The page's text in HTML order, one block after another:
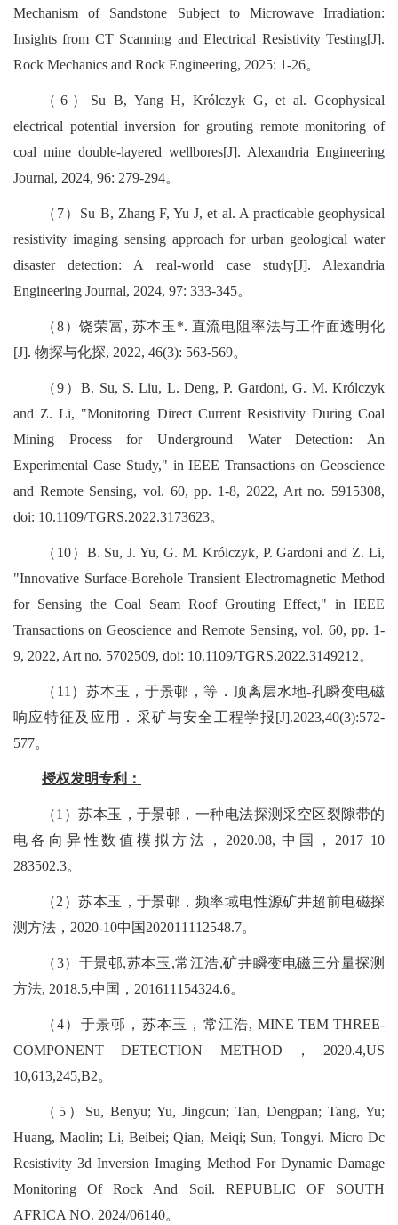
Mechanism of Sandstone Subject to Microwave Irradiation:
Insights from CT Scanning and Electrical Resistivity Testing[J].
Rock Mechanics and Rock Engineering, 2025: 1-26。
（ 6） Su B, Yang H, Królczyk G, et al. Geophysical
electrical potential inversion for grouting remote monitoring of
coal mine double-layered wellbores[J]. Alexandria Engineering
Journal, 2024, 96: 279-294。
（ 7） Su B, Zhang F, Yu J, et al. A practicable geophysical
resistivity imaging sensing approach for urban geological water
disaster detection: A real-world case study[J]. Alexandria
Engineering Journal, 2024, 97: 333-345。
（8）饶荣富 , 苏本玉 *. 直流电阻率法与工作面透明化
[J]. 物探与化探, 2022, 46(3): 563-569。
（9 ）B. Su, S. Liu, L. Deng, P. Gardoni, G. M. Królczyk
and Z. Li, "Monitoring Direct Current Resistivity During Coal
Mining Process for Underground Water Detection: An
Experimental Case Study," in IEEE Transactions on Geoscience
and Remote Sensing, vol. 60, pp. 1-8, 2022, Art no. 5915308,
doi: 10.1109/TGRS.2022.3173623。
（ 10） B. Su, J. Yu, G. M. Królczyk, P. Gardoni and Z. Li,
"Innovative Surface-Borehole Transient Electromagnetic Method
for Sensing the Coal Seam Roof Grouting Effect," in IEEE
Transactions on Geoscience and Remote Sensing, vol. 60, pp. 1-
9, 2022, Art no. 5702509, doi: 10.1109/TGRS.2022.3149212。
（ 11 ）苏本玉，于景邨，等．顶离层水地-孔瞬变电磁
响应特征及应用．采矿与安全工程学报[J].2023,40(3):572-
577。
授权发明专利：
（1 ）苏本玉，于景邨，一种电法探测采空区裂隙带的
电各向异性数值模拟方法， 2020.08, 中国， 2017 10
283502.3。
（2 ）苏本玉，于景邨，频率域电性源矿井超前电磁探
测方法， 2020-10中国 202011112548.7。
（3）于景邨,苏本玉 ,常江浩,矿井瞬变电磁三分量探测
方法, 2018.5,中国， 201611154324.6。
（4）于景邨，苏本玉，常江浩, MINE TEM THREE-
COMPONENT DETECTION METHOD ， 2020.4,US
10,613,245,B2。
（ 5 ） Su, Benyu; Yu, Jingcun; Tan, Dengpan; Tang, Yu;
Huang, Maolin; Li, Beibei; Qian, Meiqi; Sun, Tongyi. Micro Dc
Resistivity 3d Inversion Imaging Method For Dynamic Damage
Monitoring Of Rock And Soil. REPUBLIC OF SOUTH
AFRICA NO. 2024/06140。